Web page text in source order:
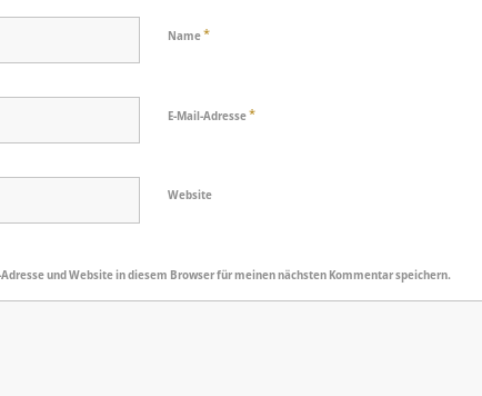
Name*
E-Mail-Adresse*
Website
und Website in diesem Browser für meinen nächsten Kommentar speichern.